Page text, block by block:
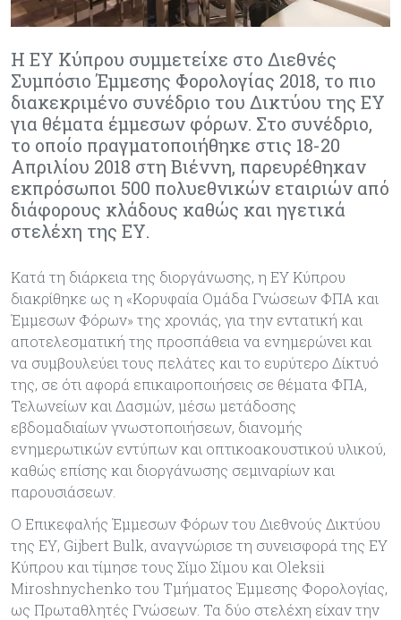
Η EY Κύπρου συμμετείχε στο Διεθνές
Συμπόσιο Έμμεσης Φορολογίας 2018, το πιο
διακεκριμένο συνέδριο του Δικτύου της ΕΥ
για θέματα έμμεσων φόρων. Στο συνέδριο,
το οποίο πραγματοποιήθηκε στις 18-20
Απριλίου 2018 στη Βιέννη, παρευρέθηκαν
εκπρόσωποι 500 πολυεθνικών εταιριών από
διάφορους κλάδους καθώς και ηγετικά
στελέχη της ΕΥ.
Κατά τη διάρκεια της διοργάνωσης, η ΕΥ Κύπρου
διακρίθηκε ως η «Κορυφαία Ομάδα Γνώσεων ΦΠΑ και
Έμμεσων Φόρων» της χρονιάς, για την εντατική και
αποτελεσματική της προσπάθεια να ενημερώνει και
να συμβουλεύει τους πελάτες και το ευρύτερο Δίκτυό
της, σε ότι αφορά επικαιροποιήσεις σε θέματα ΦΠΑ,
Τελωνείων και Δασμών, μέσω μετάδοσης
εβδομαδιαίων γνωστοποιήσεων, διανομής
ενημερωτικών εντύπων και οπτικοακουστικού υλικού,
καθώς επίσης και διοργάνωσης σεμιναρίων και
παρουσιάσεων.
Ο Επικεφαλής Έμμεσων Φόρων του Διεθνούς Δικτύου
της ΕΥ, Gijbert Bulk, αναγνώρισε τη συνεισφορά της ΕΥ
Κύπρου και τίμησε τους Σίμο Σίμου και Oleksii
Miroshnychenko του Τμήματος Έμμεσης Φορολογίας,
ως Πρωταθλητές Γνώσεων. Τα δύο στελέχη είχαν την